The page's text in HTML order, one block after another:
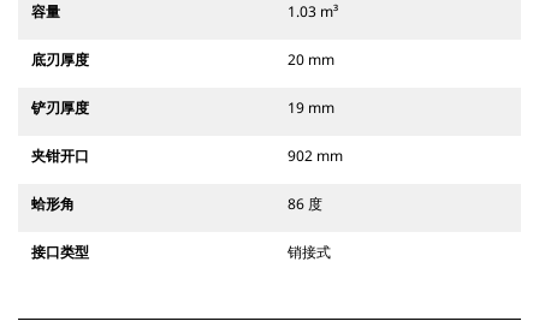
容量 1.03 m³
底刃厚度 20 mm
铲刃厚度 19 mm
夹钳开口 902 mm
蛤形角 86 度
接口类型 销接式